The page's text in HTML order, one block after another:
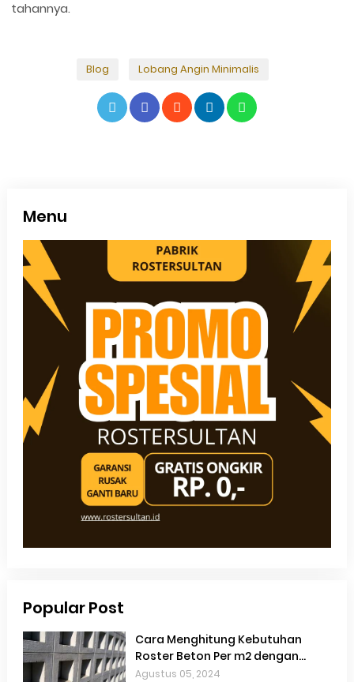
tahannya.
Blog Lobang Angin Minimalis
Menu
Popular Post
Cara Menghitung Kebutuhan
Roster Beton Per m2 dengan
Akurat
Agustus 05, 2024